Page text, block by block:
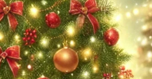
CULTURE: APPEL
EN COURS ET À
MINISTÈRE DE
DES
AUTOMNE 2026